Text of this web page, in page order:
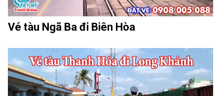
Vé tàu Ngã Ba đi Biên Hòa